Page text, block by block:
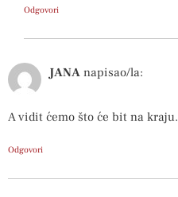
Odgovori
JANA napisao/la:
A vidit ćemo što će bit na kraju.
Odgovori